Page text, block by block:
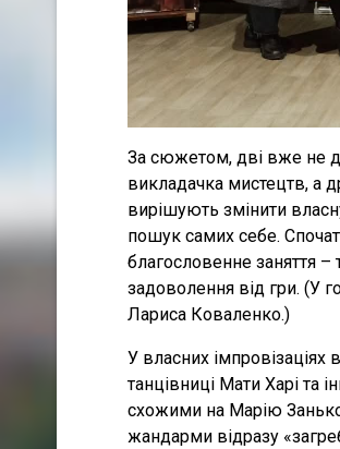
За сюжетом, дві вже не
викладачка мистецтв, а
вирішують змінити
пошук самих себе.
благословенне заняття
задоволення від гри. (У
Лариса Коваленко.)
У власних імпровізаціях
танцівниці Мати Харі та
схожими на Марію
жандарми відразу